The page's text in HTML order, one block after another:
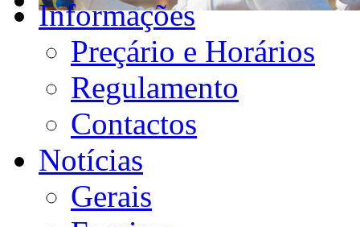
Informações
Preçário e Horários
Regulamento
Contactos
Notícias
Gerais